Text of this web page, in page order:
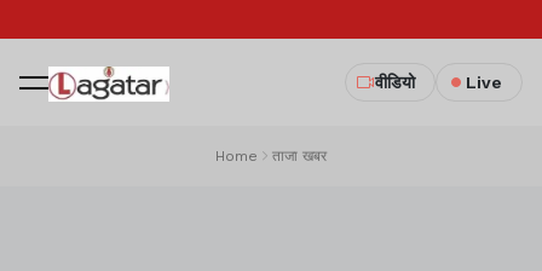
वीडियो Live
Home ताजा खबर